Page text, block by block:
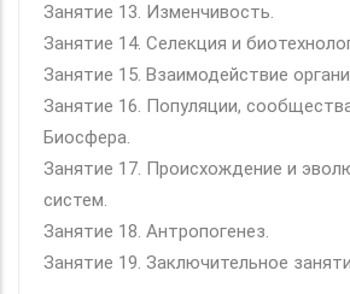
Занятие 13. Изменчивость.
Занятие 14. Селекция и
Занятие 15. Взаимодействие
Занятие 16. Популяции,
Биосфера.
Занятие 17. Происхождение и
систем.
Занятие 18. Антропогенез.
Занятие 19. Заключительное